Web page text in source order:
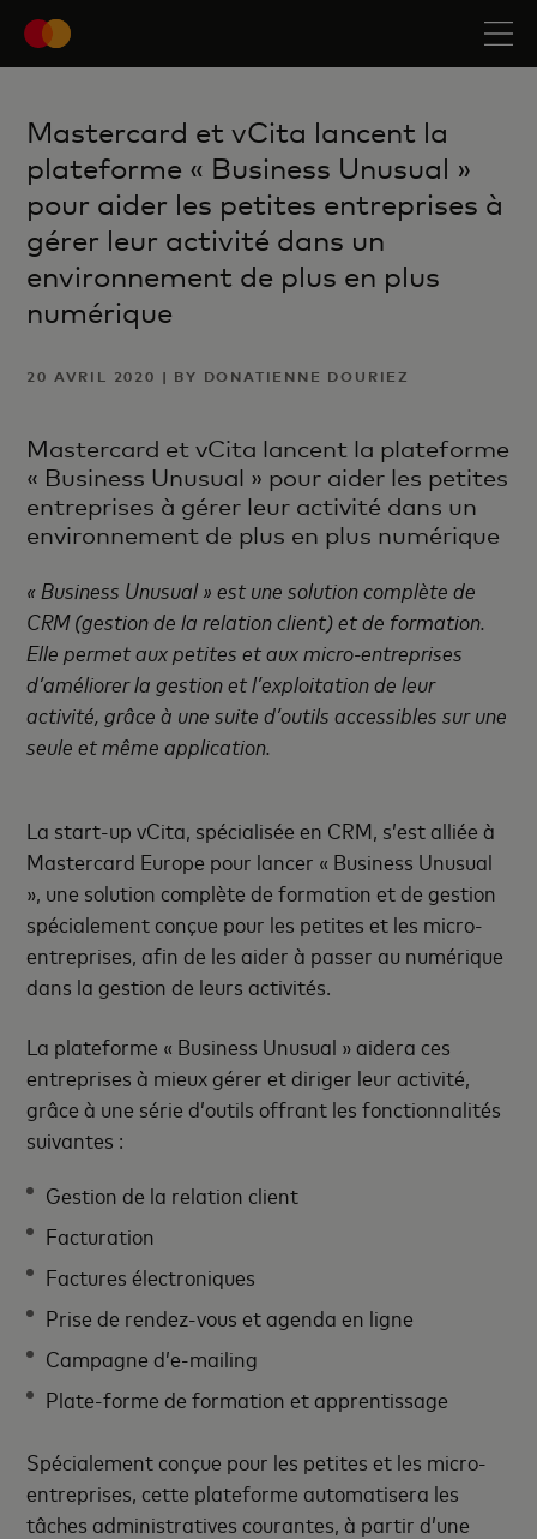
Mastercard et vCita lancent la
plateforme « Business Unusual »
pour aider les petites entreprises à
gérer leur activité dans un
environnement de plus en plus
numérique
20 AVRIL 2020 | BY DONATIENNE DOURIEZ
Mastercard et vCita lancent la plateforme
« Business Unusual » pour aider les petites
entreprises à gérer leur activité dans un
environnement de plus en plus numérique
« Business Unusual » est une solution complète de
CRM (gestion de la relation client) et de formation.
Elle permet aux petites et aux micro-entreprises
d’améliorer la gestion et l’exploitation de leur
activité, grâce à une suite d’outils accessibles sur une
seule et même application.
La start-up vCita, spécialisée en CRM, s’est alliée à
Mastercard Europe pour lancer « Business Unusual
», une solution complète de formation et de gestion
spécialement conçue pour les petites et les micro-
entreprises, afin de les aider à passer au numérique
dans la gestion de leurs activités.
La plateforme « Business Unusual » aidera ces
entreprises à mieux gérer et diriger leur activité,
grâce à une série d’outils offrant les fonctionnalités
suivantes :
Gestion de la relation client
Facturation
Factures électroniques
Prise de rendez-vous et agenda en ligne
Campagne d’e-mailing
Plate-forme de formation et apprentissage
Spécialement conçue pour les petites et les micro-
entreprises, cette plateforme automatisera les
tâches administratives courantes, à partir d’une